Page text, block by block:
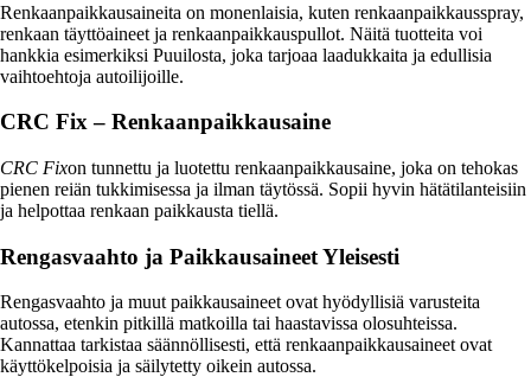
Renkaanpaikkausaineita on monenlaisia, kuten renkaanpaikkausspray,
renkaan täyttöaineet ja renkaanpaikkauspullot. Näitä tuotteita voi
hankkia esimerkiksi Puuilosta, joka tarjoaa laadukkaita ja edullisia
vaihtoehtoja autoilijoille.
CRC Fix – Renkaanpaikkausaine
CRC Fixon tunnettu ja luotettu renkaanpaikkausaine, joka on tehokas
pienen reiän tukkimisessa ja ilman täytössä. Sopii hyvin hätätilanteisiin
ja helpottaa renkaan paikkausta tiellä.
Rengasvaahto ja Paikkausaineet Yleisesti
Rengasvaahto ja muut paikkausaineet ovat hyödyllisiä varusteita
autossa, etenkin pitkillä matkoilla tai haastavissa olosuhteissa.
Kannattaa tarkistaa säännöllisesti, että renkaanpaikkausaineet ovat
käyttökelpoisia ja säilytetty oikein autossa.